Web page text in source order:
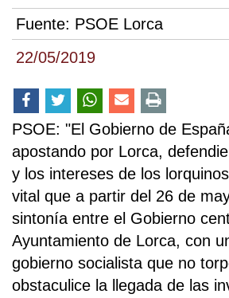
22/05/2019
Fuente: PSOE Lorca
PSOE: "El Gobierno de
apostando por Lorca,
y los intereses de los
vital que a partir del 26 de
sintonía entre el Gobierno
Ayuntamiento de Lorca, con
gobierno socialista que no
obstaculice la llegada de las